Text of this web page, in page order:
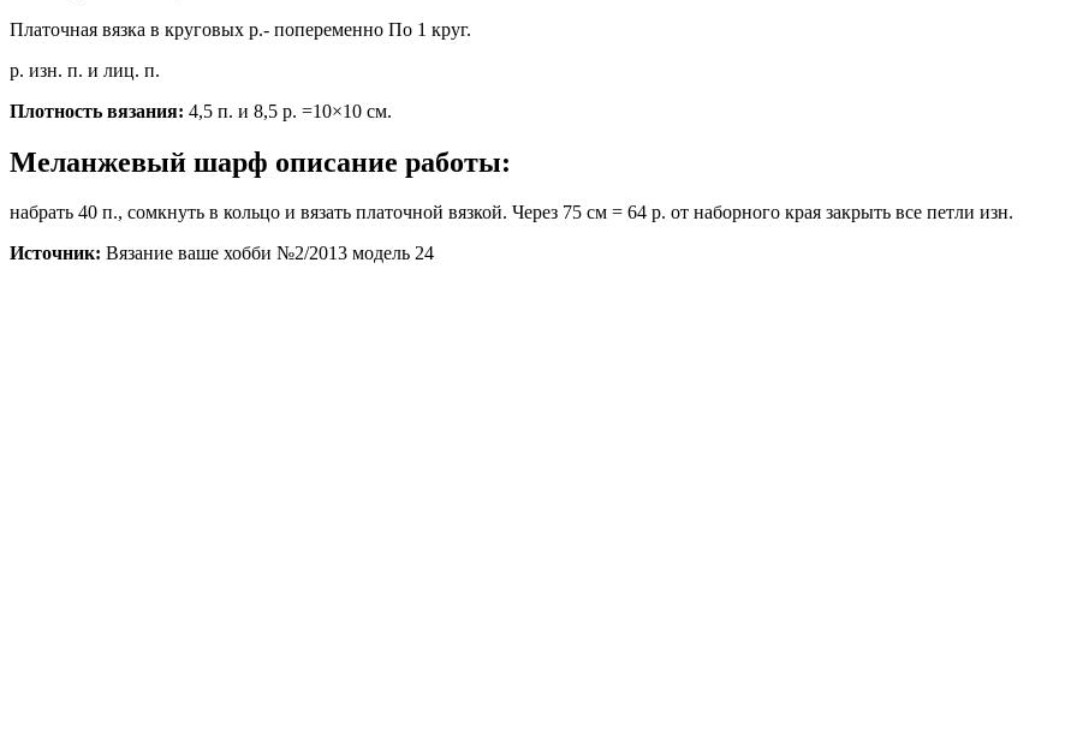
Платочная вязка в круговых р.- попеременно По 1 круг.
р. изн. п. и лиц. п.
Плотность вязания: 4,5 п. и 8,5 р. =10×10 см.
Меланжевый шарф описание работы:
набрать 40 п., сомкнуть в кольцо и вязать платочной вязкой. Через 75 см = 64 р. от наборного края закрыть все петли изн.
Источник: Вязание ваше хобби №2/2013 модель 24